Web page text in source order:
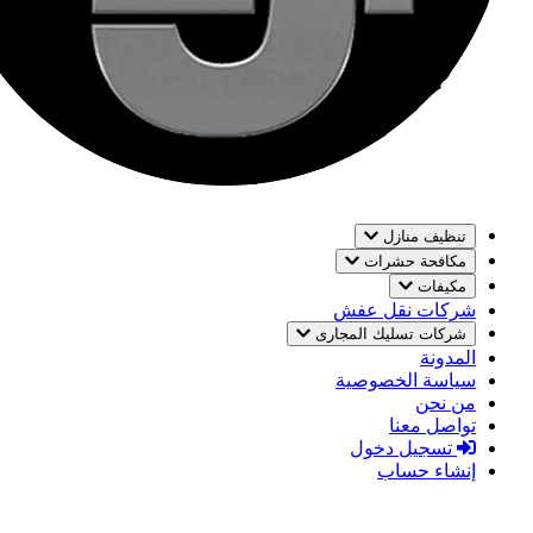
تنظيف منازل
مكافحة حشرات
مكيفات
شركات نقل عفش
شركات تسليك المجارى
المدونة
سياسة الخصوصية
من نحن
تواصل معنا
تسجيل دخول
إنشاء حساب